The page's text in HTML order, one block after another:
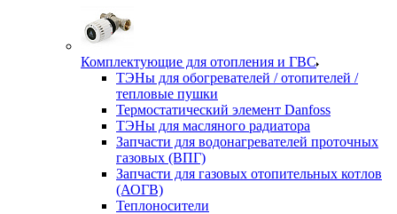
Комплектующие для отопления и ГВС
ТЭНы для обогревателей / отопителей /
тепловые пушки
Термостатический элемент Danfoss
ТЭНы для масляного радиатора
Запчасти для водонагревателей проточных
газовых (ВПГ)
Запчасти для газовых отопительных котлов
(АОГВ)
Теплоносители